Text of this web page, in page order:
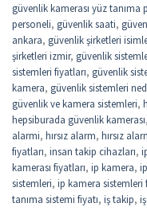
güvenlik kamerası yüz tanıma
personeli, güvenlik saati,
ankara, güvenlik şirketleri
şirketleri izmir, güvenlik
sistemleri fiyatları, güvenlik
kamera, güvenlik sistemleri
güvenlik ve kamera sistemleri,
hepsiburada güvenlik kamerası,
alarmi, hırsız alarm, hırsız
fiyatları, insan takip cihazları,
kamerası fiyatları, ip kamera,
sistemleri, ip kamera sistemleri
tanıma sistemi fiyatı, iş takip,